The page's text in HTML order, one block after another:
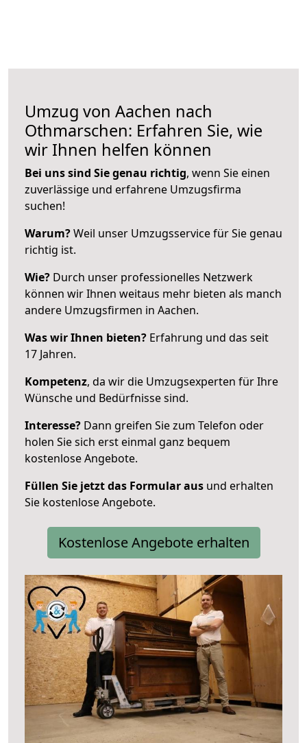
Umzug von Aachen nach
Othmarschen: Erfahren Sie, wie
wir Ihnen helfen können
Bei uns sind Sie genau richtig, wenn Sie einen
zuverlässige und erfahrene Umzugsfirma
suchen!
Warum?Weil unser Umzugsservice für Sie genau
richtig ist.
Wie? Durch unser professionelles Netzwerk
können wir Ihnen weitaus mehr bieten als manch
andere Umzugsfirmen in Aachen.
Was wir Ihnen bieten? Erfahrung und das seit
17 Jahren.
Kompetenz, da wir die Umzugsexperten für Ihre
Wünsche und Bedürfnisse sind.
Interesse? Dann greifen Sie zum Telefon oder
holen Sie sich erst einmal ganz bequem
kostenlose Angebote.
Füllen Sie jetzt das Formular aus und erhalten
Sie kostenlose Angebote.
Kostenlose Angebote erhalten